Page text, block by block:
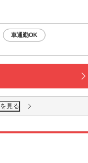
車通勤OK
見る